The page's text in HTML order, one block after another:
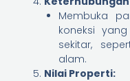
Membuka
koneksi
sekitar,
alam.
Nilai Properti: